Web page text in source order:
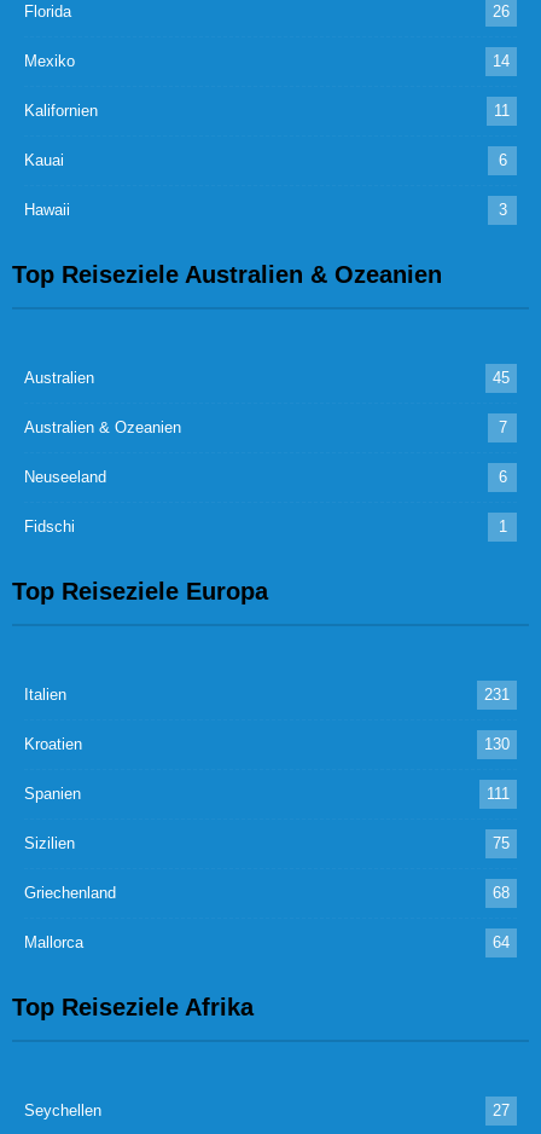
Florida 26
Mexiko 14
Kalifornien 11
Kauai 6
Hawaii 3
Top Reiseziele Australien & Ozeanien
Australien 45
Australien & Ozeanien 7
Neuseeland 6
Fidschi 1
Top Reiseziele Europa
Italien 231
Kroatien 130
Spanien 111
Sizilien 75
Griechenland 68
Mallorca 64
Top Reiseziele Afrika
Seychellen 27